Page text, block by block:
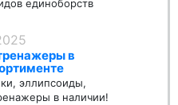
единоборств
в
эллипсоиды,
в наличии!